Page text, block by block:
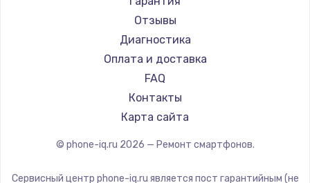
1430 руб.
Заказать
Чистка от пыли
1330 руб.
Заказать
Ремонт смартфонов HP
Ремонт смартфонов Poco
Ремонт смартфонов HTC
Ремонт смартфонов Blackmagic
Ремонт смартфонов Nothing
Ремонт смартфонов iQOO
Kyocera
LeEco
OnePlus
teXet
Motorola
Prestigio
Отзывы
Диагностика
Оплата и доставка
FAQ
Контакты
Карта сайта
© phone-iq.ru 2026 — Ремонт смартфонов.
Сервисный центр phone-iq.ru является пост гарантийным (не